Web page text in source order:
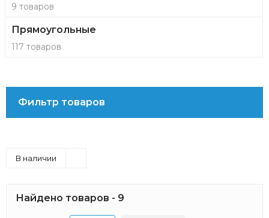
9 товаров
Прямоугольные
117 товаров
Фильтр товаров
В наличии
Найдено товаров - 9